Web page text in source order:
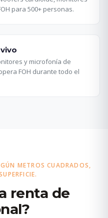
para 500+ personas.
y microfonía de
FOH durante todo el
METROS CUADRADOS,
renta de